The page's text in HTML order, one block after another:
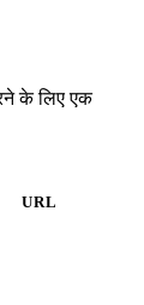
के लिए एक
URL